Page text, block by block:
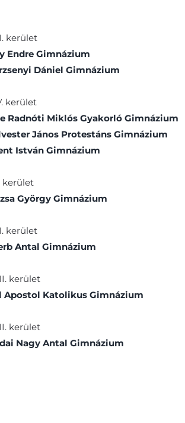
kerület
Endre Gimnázium
Dániel Gimnázium
kerület
Radnóti Miklós Gyakorló Gimnázium
János Protestáns Gimnázium
István Gimnázium
kerület
György Gimnázium
kerület
Antal Gimnázium
kerület
Apostol Katolikus Gimnázium
kerület
Nagy Antal Gimnázium